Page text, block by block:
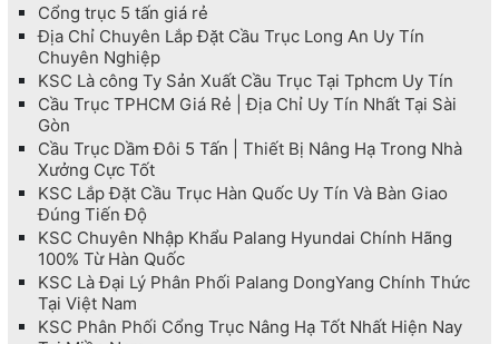
Cổng trục 5 tấn giá rẻ
Địa Chỉ Chuyên Lắp Đặt Cầu Trục Long An Uy Tín
Chuyên Nghiệp
KSC Là công Ty Sản Xuất Cầu Trục Tại Tphcm Uy Tín
Cầu Trục TPHCM Giá Rẻ | Địa Chỉ Uy Tín Nhất Tại Sài
Gòn
Cầu Trục Dầm Đôi 5 Tấn | Thiết Bị Nâng Hạ Trong Nhà
Xưởng Cực Tốt
KSC Lắp Đặt Cầu Trục Hàn Quốc Uy Tín Và Bàn Giao
Đúng Tiến Độ
KSC Chuyên Nhập Khẩu Palang Hyundai Chính Hãng
100% Từ Hàn Quốc
KSC Là Đại Lý Phân Phối Palang DongYang Chính Thức
Tại Việt Nam
KSC Phân Phối Cổng Trục Nâng Hạ Tốt Nhất Hiện Nay